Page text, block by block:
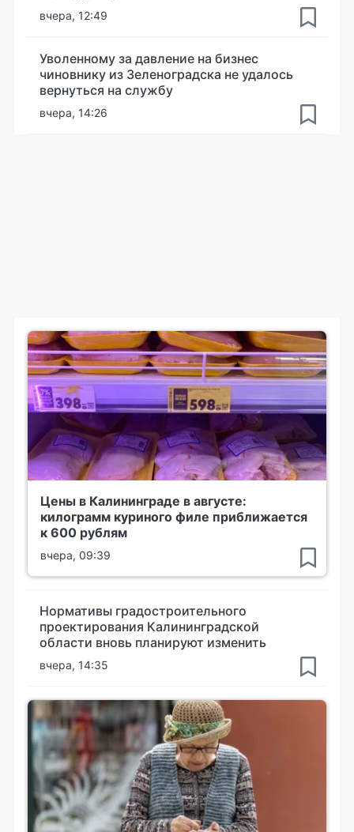
вчера, 12:49
Уволенному за давление на бизнес
чиновнику из Зеленоградска не удалось
вернуться на службу
вчера, 14:26
Цены в Калининграде в августе:
килограмм куриного филе приближается
к 600 рублям
вчера, 09:39
Нормативы градостроительного
проектирования Калининградской
области вновь планируют изменить
вчера, 14:35